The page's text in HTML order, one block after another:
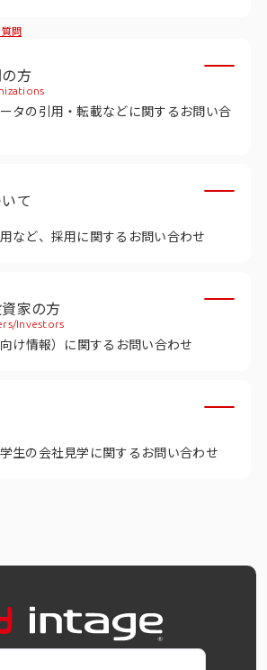
関する課題
課題
課題
ォローに関する課題
ト
問
方
タの引用・転載などに関するお問い合
て
など、採用に関するお問い合わせ
家の方
Investors
け情報）に関するお問い合わせ
生の会社見学に関するお問い合わせ